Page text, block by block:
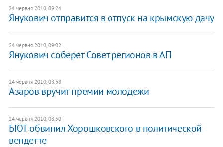
24 червня 2010, 09:24
Янукович отправится в отпуск на крымскую дачу
24 червня 2010, 09:02
Янукович соберет Совет регионов в АП
24 червня 2010, 08:58
Азаров вручит премии молодежи
24 червня 2010, 08:50
БЮТ обвинил Хорошковского в политической
вендетте